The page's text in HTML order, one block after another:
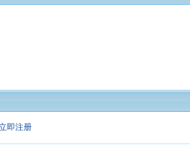
即注册